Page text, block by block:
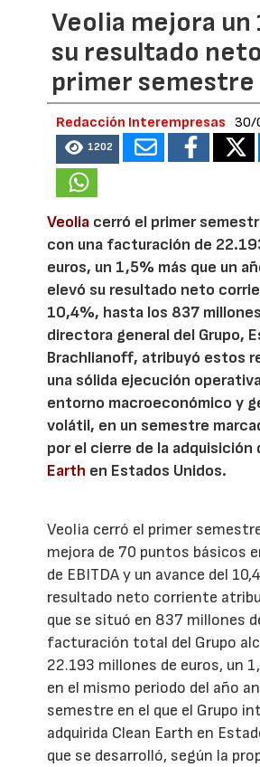
Veolia mejora un
su resultado
primer semestre
Redacción Interempresas 30/
1202
Veolia cerró el primer
con una facturación de
euros, un 1,5% más que un
elevó su resultado neto
10,4%, hasta los 837
directora general del Grupo,
Brachlianoff, atribuyó estos
una sólida ejecución
entorno macroeconómico y
volátil, en un semestre
por el cierre de la adquisición
Earth en Estados Unidos.
Veolia cerró el primer
mejora de 70 puntos básicos
de EBITDA y un avance del
resultado neto corriente
que se situó en 837 millones
facturación total del Grupo
22.193 millones de euros, un
en el mismo periodo del año
semestre en el que el Grupo
adquirida Clean Earth en
que se desarrolló, según la